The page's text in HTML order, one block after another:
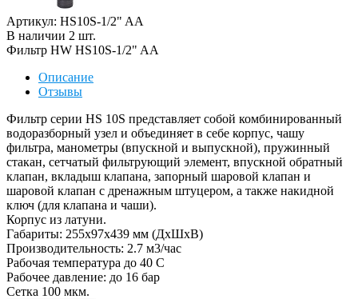
Артикул: HS10S-1/2" AA
В наличии 2 шт.
Фильтр HW HS10S-1/2" AA
Описание
Отзывы
Фильтр серии HS 10S представляет собой комбинированный
водоразборный узел и объединяет в себе корпус, чашу
фильтра, манометры (впускной и выпускной), пружинный
стакан, сетчатый фильтрующий элемент, впускной обратный
клапан, вкладыш клапана, запорный шаровой клапан и
шаровой клапан с дренажным штуцером, а также накидной
ключ (для клапана и чаши).
Корпус из латуни.
Габариты: 255х97х439 мм (ДхШхВ)
Производительность: 2.7 м3/час
Рабочая температура до 40 С
Рабочее давление: до 16 бар
Сетка 100 мкм.